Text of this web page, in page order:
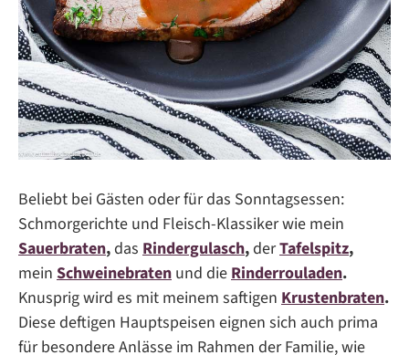
Beliebt bei Gästen oder für das Sonntagsessen:
Schmorgerichte und Fleisch-Klassiker wie mein
Sauerbraten,das Rindergulasch,derTafelspitz,
mein Schweinebraten und dieRinderrouladen.
Knusprig wird es mit meinem saftigen Krustenbraten.
Diese deftigen Hauptspeisen eignen sich auch prima
für besondere Anlässe im Rahmen der Familie, wie